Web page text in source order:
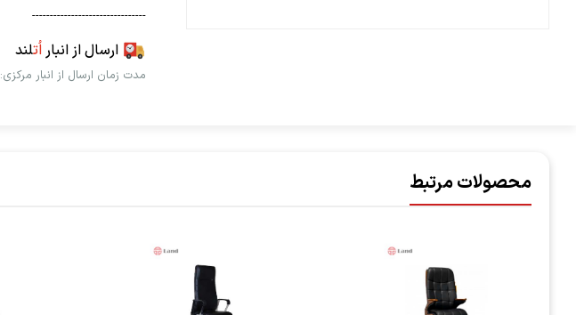
--------------------------------
ارسال از انباراُتلند
مدت زمان ارسال از انبار مرکزی: 3 الی 5 روز کاری
محصولات مرتبط